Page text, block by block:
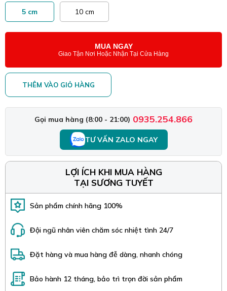
5 cm 10 cm
MUA NGAY
Giao Tận Nơi Hoặc Nhận Tại Cửa Hàng
THÊM VÀO GIỎ HÀNG
Gọi mua hàng (8:00 - 21:00) 0935.254.866
TƯ VẤN ZALO NGAY
LỢI ÍCH KHI MUA HÀNG
TẠI SƯƠNG TUYẾT
Sản phẩm chính hãng 100%
Đội ngũ nhân viên chăm sóc nhiệt tình 24/7
Đặt hàng và mua hàng đễ dàng, nhanh chóng
Bảo hành 12 tháng, bảo trì trọn đời sản phẩm